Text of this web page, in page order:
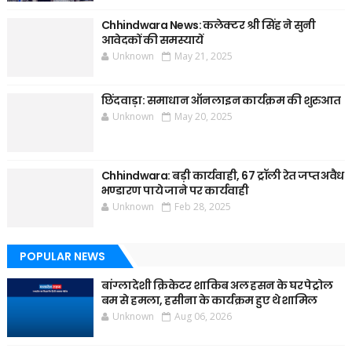
Chhindwara News: कलेक्टर श्री सिंह ने सुनी
आवेदकों की समस्यायें
Unknown May 21, 2025
छिंदवाड़ा: समाधान ऑनलाइन कार्यक्रम की शुरुआत
Unknown May 20, 2025
Chhindwara: बड़ी कार्यवाही, 67 ट्रॉली रेत जप्त अवैध
भण्डारण पाये जाने पर कार्यवाही
Unknown Feb 28, 2025
POPULAR NEWS
बांग्लादेशी क्रिकेटर शाकिब अल हसन के घर पेट्रोल
बम से हमला, हसीना के कार्यक्रम हुए थे शामिल
Unknown Aug 06, 2026